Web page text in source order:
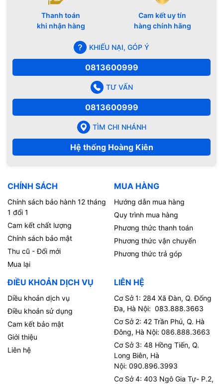
Thanh toán
khi nhận hàng
Cam kết uy tín
hàng chính hãng
KHIẾU NẠI, GÓP Ý
0813600999
TƯ VẤN
0813600999
TÌM CHI NHÁNH
Hệ thống Hoàng Kiên
CHÍNH SÁCH
Chính sách bảo hành 12 tháng
1 đổi 1
Cam kết chất lượng
Chính sách bảo mật
Thu cũ - Đổi mới
Mua lại
MUA HÀNG
Hướng dẫn mua hàng
Quy trình mua hàng
Phương thức thanh toán
Phương thức vận chuyển
Phương thức trả góp
ĐIỀU KHOẢN DỊCH VỤ
Diều khoản dịch vụ
Điều khoản sử dụng
Cam kết bảo mật
Giới thiệu
Liên hệ
LIÊN HỆ
Cơ Sở 1: 284 Xã Đàn, Q. Đống
Đa, Hà Nội: 083.888.3663
Cơ Sở 2: 42 Trần Phú, Q. Hà
Đông, Hà Nội: 086.888.3663
Cơ Sở 3: 48 Hồng Tiến, Q.
Long Biên, Hà
Nội: 090.896.3993
Cơ Sở 4: 403 Ngô Gia Tự- P.2,